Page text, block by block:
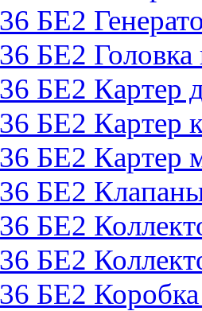
БЕ2
БЕ2 Головка
БЕ2 Картер
БЕ2 Картер
БЕ2 Картер
БЕ2 Клапаны
БЕ2
БЕ2
БЕ2 Коробка